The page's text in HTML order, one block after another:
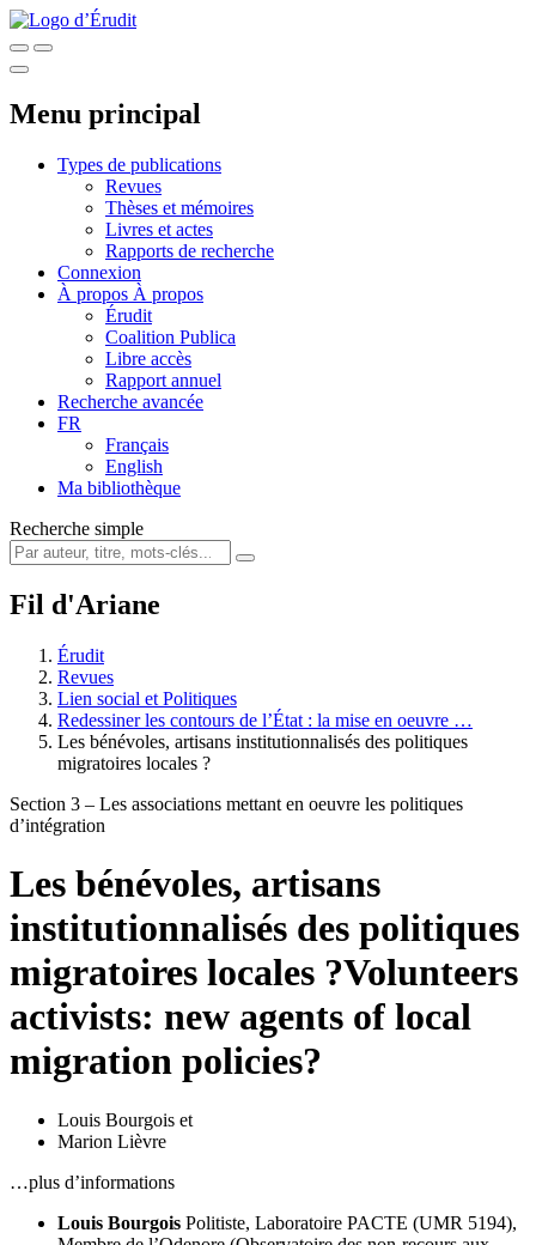
Menu principal
Types de publications
Revues
Thèses et mémoires
Livres et actes
Rapports de recherche
Connexion
À propos À propos
Érudit
Coalition Publica
Libre accès
Rapport annuel
Recherche avancée
FR
Français
English
Ma bibliothèque
Recherche simple
Fil d'Ariane
Érudit
Revues
Lien social et Politiques
Redessiner les contours de l’État : la mise en oeuvre …
Les bénévoles, artisans institutionnalisés des politiques
migratoires locales ?
Section 3 – Les associations mettant en oeuvre les politiques
d’intégration
Les bénévoles, artisans
institutionnalisés des politiques
migratoires locales ?Volunteers
activists: new agents of local
migration policies?
Louis Bourgois et
Marion Lièvre
…plus d’informations
Louis Bourgois Politiste, Laboratoire PACTE (UMR 5194),